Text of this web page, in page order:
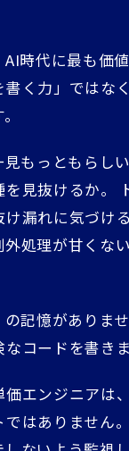
時代に最も価
く力」ではな
もっともらしい
見抜けるか。
漏れに気づけ
処理が甘くな
記憶がありま
コードを書きま
価エンジニアは
はありません